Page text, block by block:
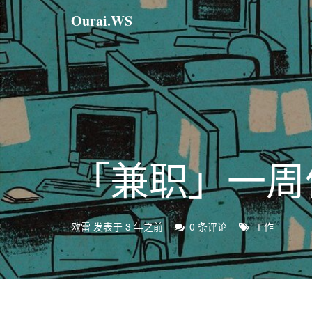
Ourai.WS
「兼职」一
欧雷 发表于 3 年之前 0 条评论
标工作